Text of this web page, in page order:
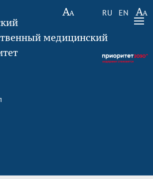
RU EN
медицинский